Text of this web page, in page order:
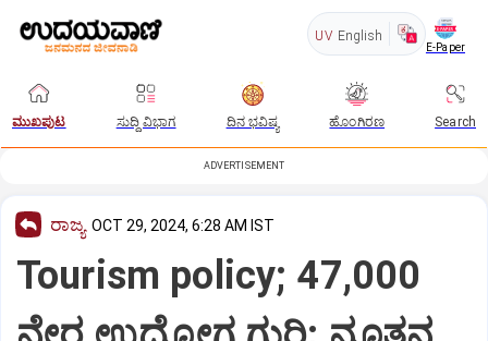
UV English
E-Paper
ಮುಖಪುಟ ಸುದ್ದಿ ವಿಭಾಗ ದಿನ ಭವಿಷ್ಯ ಹೊಂಗಿರಣ Search
ADVERTISEMENT
ರಾಜ್ಯ OCT 29, 2024, 6:28 AM IST
Tourism policy; 47,000